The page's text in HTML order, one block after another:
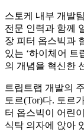
스토케 내부 개발
전문 인력과 함께
장 피터 옵스빅과
있는 ‘하이체어 트
의 개념을 혁신한
트립트랩 개발의
토르(Tor)다. 토르
터 옵스빅이 어린
식탁 의자에 앉아